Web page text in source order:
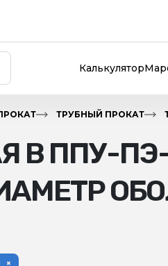
Калькулятор
ТРУБНЫЙ ПРОКАТ
В ППУ-